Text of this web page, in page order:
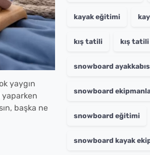
yaygın
yaparken
başka ne
kayak eğitimi
kış tatili kış
snowboard
snowboard
snowboard eğitimi
snowboard kayak